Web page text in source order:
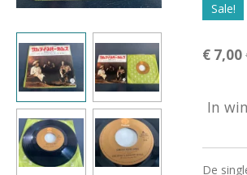
Sale!
€ 7,00
In
De